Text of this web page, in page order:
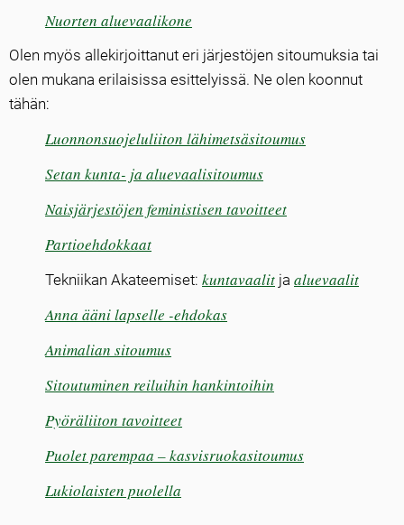
Nuorten aluevaalikone
Olen myös allekirjoittanut eri järjestöjen sitoumuksia tai
olen mukana erilaisissa esittelyissä. Ne olen koonnut
tähän:
Luonnonsuojeluliiton lähimetsäsitoumus
Setan kunta- ja aluevaalisitoumus
Naisjärjestöjen feministisen tavoitteet
Partioehdokkaat
Tekniikan Akateemiset: kuntavaalit ja aluevaalit
Anna ääni lapselle -ehdokas
Animalian sitoumus
Sitoutuminen reiluihin hankintoihin
Pyöräliiton tavoitteet
Puolet parempaa – kasvisruokasitoumus
Lukiolaisten puolella